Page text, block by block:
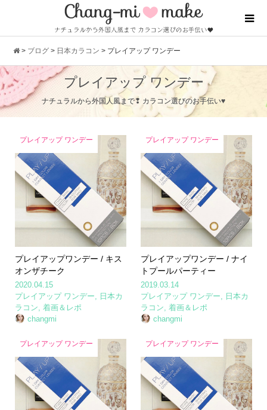
> ブログ > 日本カラコン > プレイアップ ワンデー
プレイアップ ワンデー
ナチュラルから外国人風まで❢ カラコン選びのお手伝い♥
プレイアップ ワンデー
プレイアップワンデー / キス
オンザチーク
2020.04.15
プレイアップ ワンデー
日本カ
ラコン 着画＆レポ
changmi
プレイアップ ワンデー
プレイアップワンデー / ナイ
トプールパーティー
2019.03.14
プレイアップ ワンデー
日本カ
ラコン ,着画＆レポ
changmi
プレイアップ ワンデー プレイアップ ワンデー